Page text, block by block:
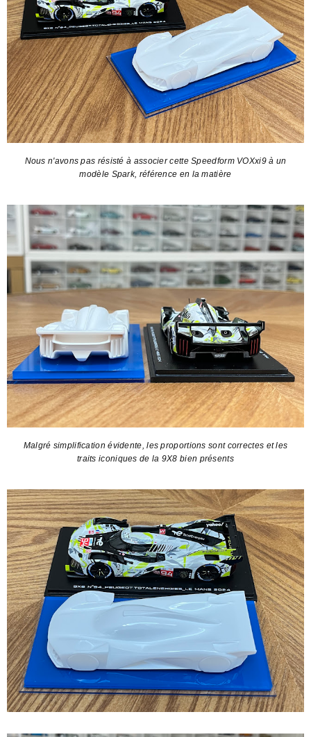
Nous n'avons pas résisté à associer cette Speedform VOXxi9 à un
modèle Spark, référence en la matière
Malgré simplification évidente, les proportions sont correctes et les
traits iconiques de la 9X8 bien présents